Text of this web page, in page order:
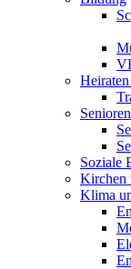
Senioren
Soziale
Kirchen
Klima